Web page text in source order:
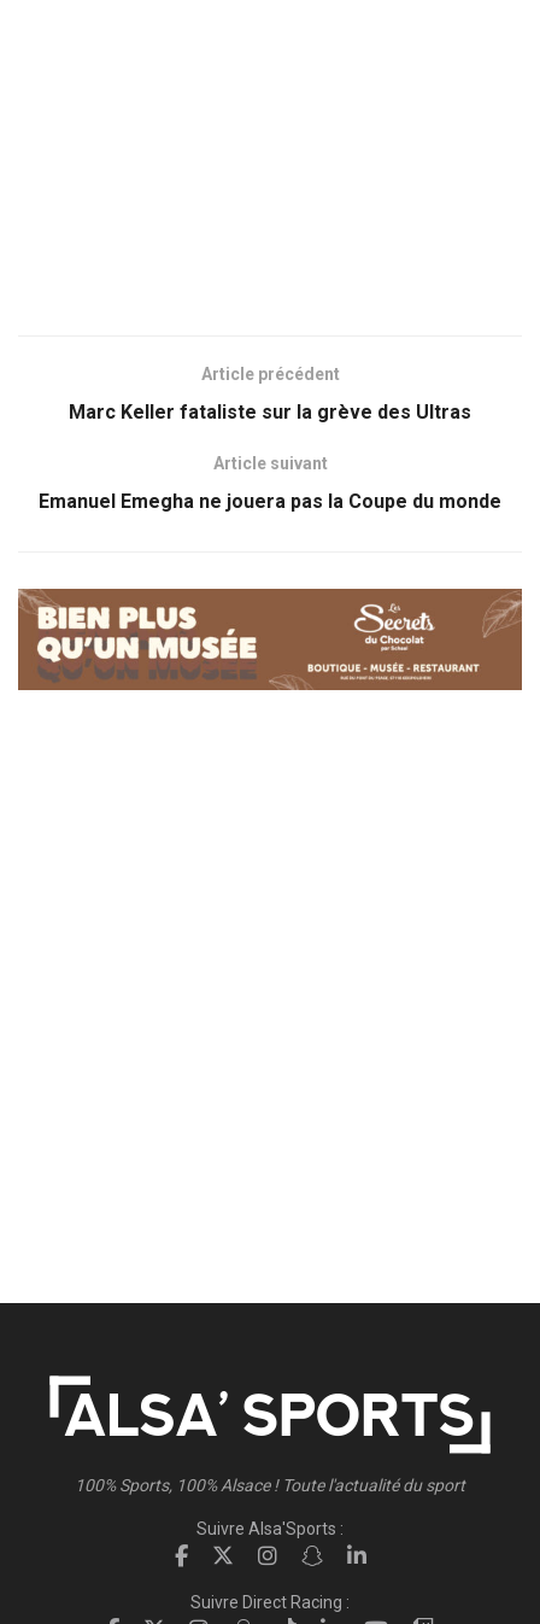
Article précédent
Marc Keller fataliste sur la grève des Ultras
Article suivant
Emanuel Emegha ne jouera pas la Coupe du monde
100% Sports, 100% Alsace ! Toute l'actualité du sport
Suivre Alsa'Sports :
Suivre Direct Racing :